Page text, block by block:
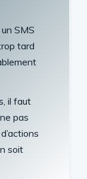
SMS
tard
il faut
pas
soit